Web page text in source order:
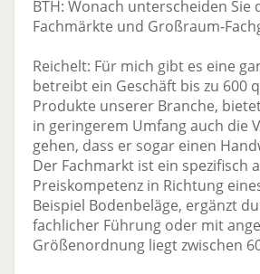
BTH: Wonach unterscheiden Sie
Fachmärkte und Großraum-
Reichelt: Für mich gibt es eine
betreibt ein Geschäft bis zu 600
Produkte unserer Branche,
in geringerem Umfang auch die
gehen, dass er sogar einen
Der Fachmarkt ist ein
Preiskompetenz in Richtung
Beispiel Bodenbeläge, ergänzt
fachlicher Führung oder mit
Größenordnung liegt zwischen